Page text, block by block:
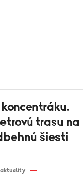
trasu na
šiesti
aktuality